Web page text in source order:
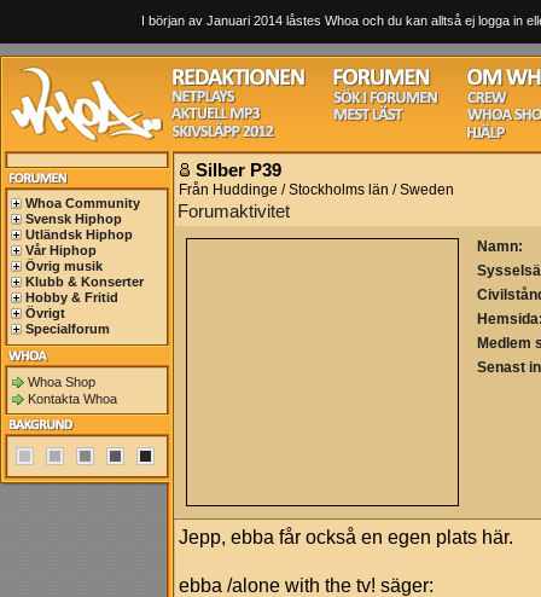
I början av Januari 2014 låstes Whoa och du kan alltså ej logga in
Whoa Community
Svensk Hiphop
Utländsk Hiphop
Vår Hiphop
Övrig musik
Klubb & Konserter
Hobby & Fritid
Övrigt
Specialforum
Whoa Shop
Kontakta Whoa
Silber P39
Från Huddinge / Stockholms län / Sweden
Forumaktivitet
Namn:
Medlem
Senast
Jepp, ebba får också en egen plats här.
ebba /alone with the tv! säger: